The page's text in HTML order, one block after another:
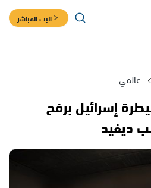
البث المباشر
عالمي
إسرائيل برفح
ديفيد